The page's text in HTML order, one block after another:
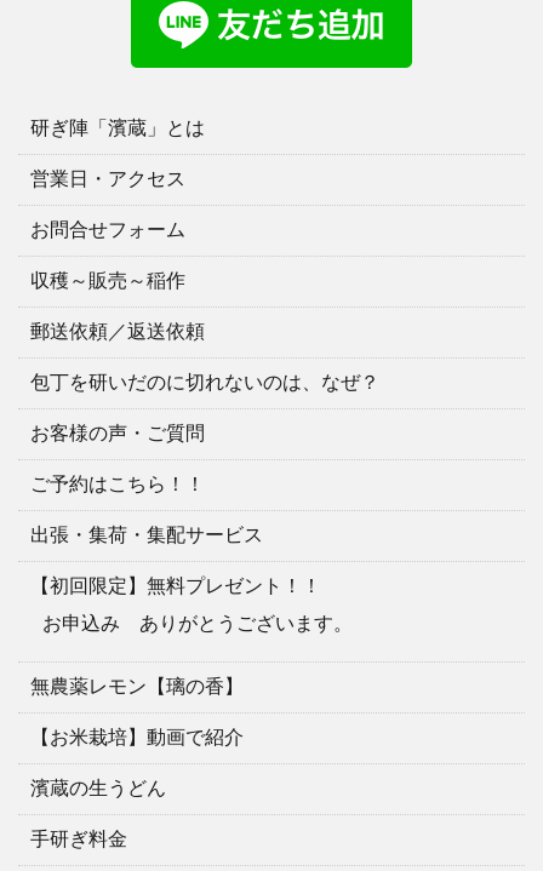
研ぎ陣「濱蔵」とは
営業日・アクセス
お問合せフォーム
収穫～販売～稲作
郵送依頼／返送依頼
包丁を研いだのに切れないのは、なぜ？
お客様の声・ご質問
ご予約はこちら！！
出張・集荷・集配サービス
【初回限定】無料プレゼント！！
お申込み ありがとうございます。
無農薬レモン【璃の香】
【お米栽培】動画で紹介
濱蔵の生うどん
手研ぎ料金